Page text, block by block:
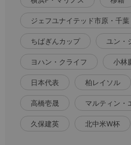
ジェフユナイテッド市原・千葉
ちばぎんカップ ユン・
ヨハン・クライフ 小林
日本代表 柏レイソル
高橋壱晟 マルティン・
久保建英 北中米W杯